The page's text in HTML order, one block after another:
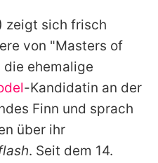
Promiflash
Richtlinien
zeigt sich frisch
von "Masters of
ehemalige
-Kandidatin an der
Finn und sprach
über ihr
. Seit dem 14.